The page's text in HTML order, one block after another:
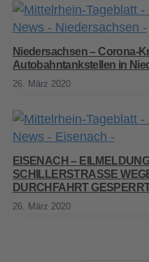
Niedersachsen – Corona-
Autobahntankstellen in
26. März 2020
EISENACH –
SCHILLERSTRASSE
DURCHFAHRT
26. März 2020